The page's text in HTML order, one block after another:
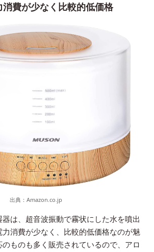
費が少なく比較的低価格
出典： Amazon.co.jp
は、超音波振動で霧状にした水を噴出
力消費が少なく、比較的低価格なのが魅
ものも多く販売されているので、アロ